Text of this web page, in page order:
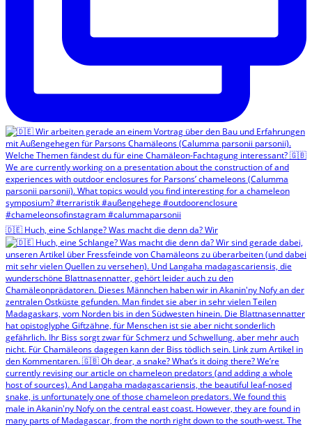
🇩🇪 Huch, eine Schlange? Was macht die denn da? Wir